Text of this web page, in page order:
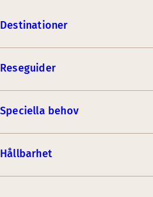
Destinationer
Reseguider
Speciella behov
Hållbarhet